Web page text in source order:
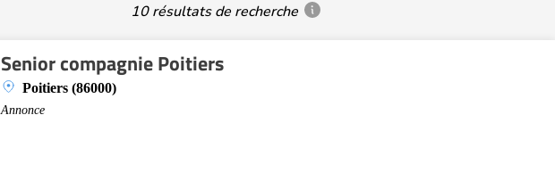
10 résultats de recherche
Senior compagnie Poitiers
Poitiers (86000)
Annonce